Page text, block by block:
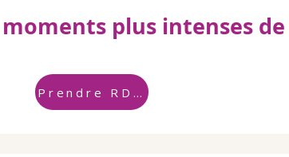
plus intenses
Prendre RDV